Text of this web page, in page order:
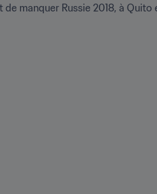
de manquer Russie 2018, à